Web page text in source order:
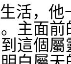
活，
主面
這個